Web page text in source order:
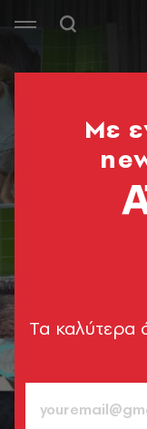
Mε
Tα καλύτερα